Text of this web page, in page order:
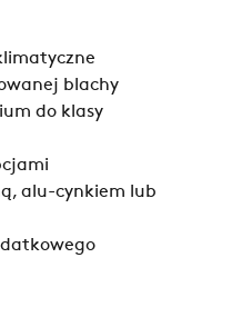
blachy
do klasy
alu-cynkiem lub